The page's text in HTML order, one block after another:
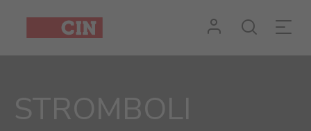
Cor
Stromboli
STROMBOLI